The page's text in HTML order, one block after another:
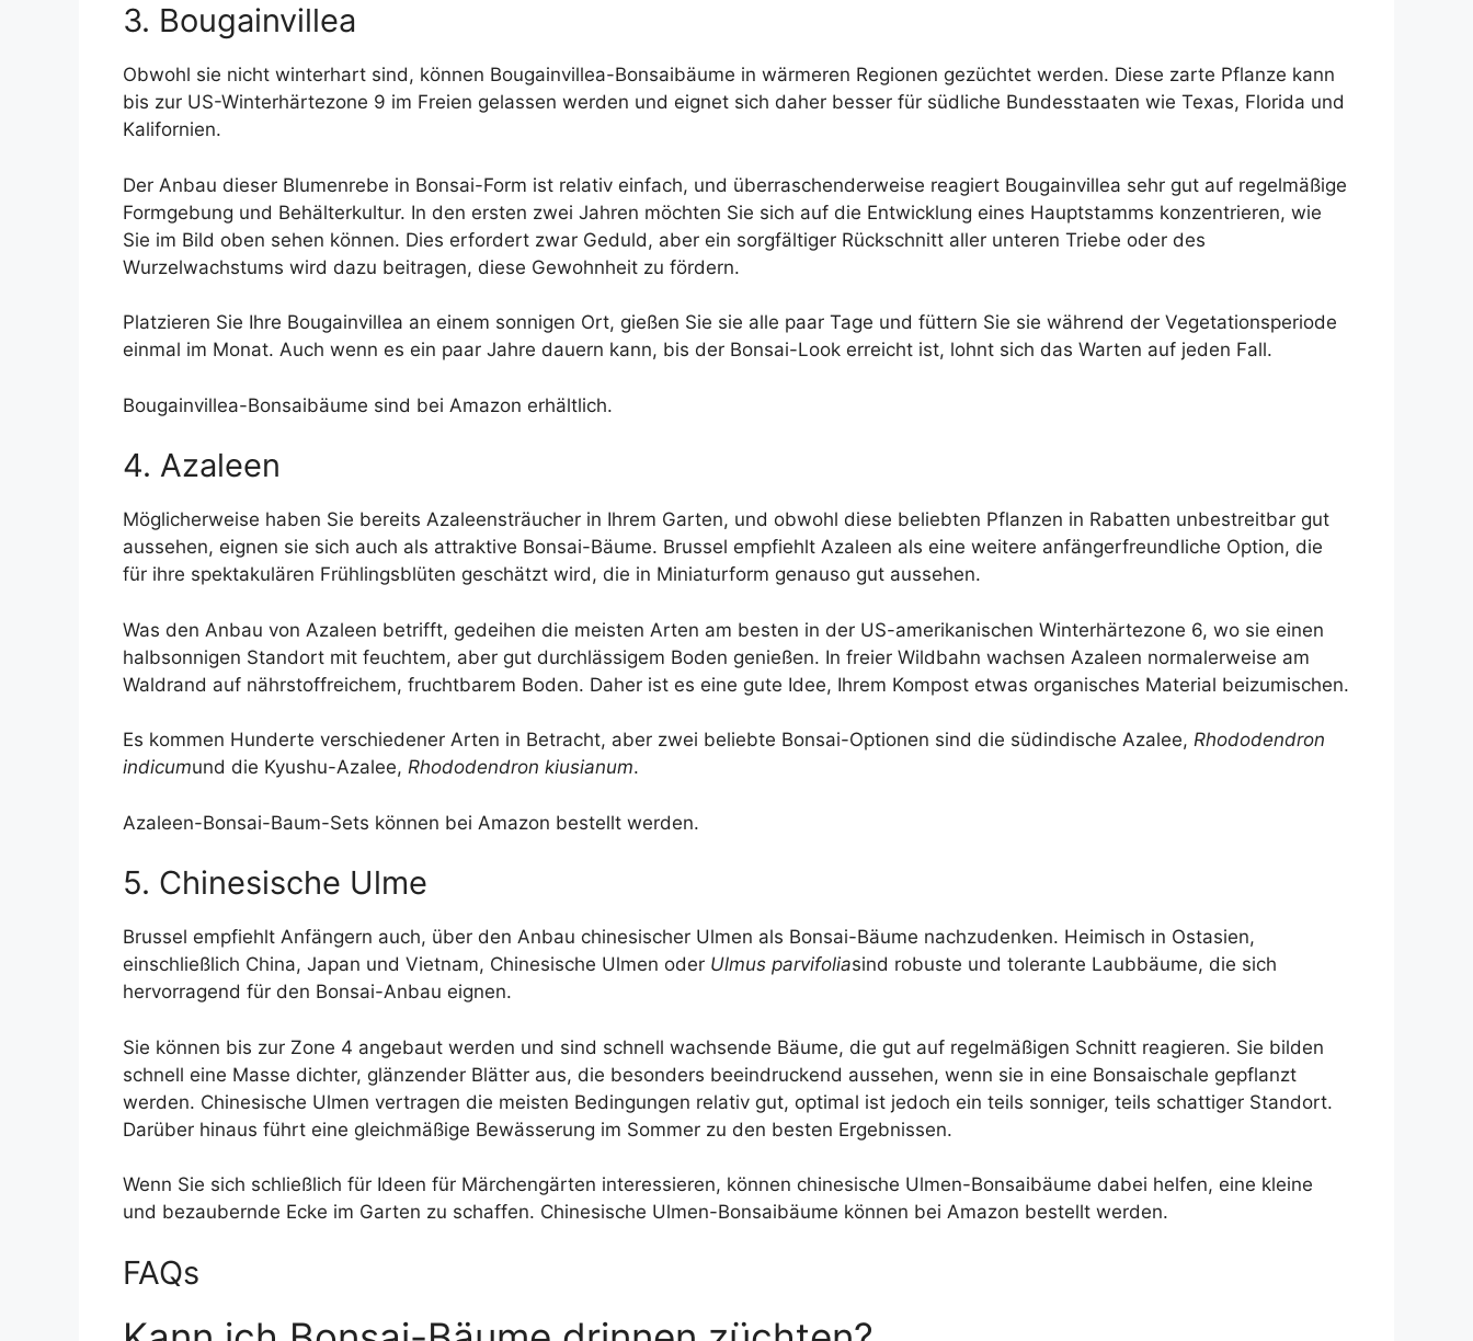
3. Bougainvillea
Obwohl sie nicht winterhart sind, können Bougainvillea-Bonsaibäume in wärmeren Regionen gezüchtet werden. Diese zarte Pflanze kann
bis zur US-Winterhärtezone 9 im Freien gelassen werden und eignet sich daher besser für südliche Bundesstaaten wie Texas, Florida und
Kalifornien.
Der Anbau dieser Blumenrebe in Bonsai-Form ist relativ einfach, und überraschenderweise reagiert Bougainvillea sehr gut auf regelmäßige
Formgebung und Behälterkultur. In den ersten zwei Jahren möchten Sie sich auf die Entwicklung eines Hauptstamms konzentrieren, wie
Sie im Bild oben sehen können. Dies erfordert zwar Geduld, aber ein sorgfältiger Rückschnitt aller unteren Triebe oder des
Wurzelwachstums wird dazu beitragen, diese Gewohnheit zu fördern.
Platzieren Sie Ihre Bougainvillea an einem sonnigen Ort, gießen Sie sie alle paar Tage und füttern Sie sie während der Vegetationsperiode
einmal im Monat. Auch wenn es ein paar Jahre dauern kann, bis der Bonsai-Look erreicht ist, lohnt sich das Warten auf jeden Fall.
Bougainvillea-Bonsaibäume sind bei Amazon erhältlich.
4. Azaleen
Möglicherweise haben Sie bereits Azaleensträucher in Ihrem Garten, und obwohl diese beliebten Pflanzen in Rabatten unbestreitbar gut
aussehen, eignen sie sich auch als attraktive Bonsai-Bäume. Brussel empfiehlt Azaleen als eine weitere anfängerfreundliche Option, die
für ihre spektakulären Frühlingsblüten geschätzt wird, die in Miniaturform genauso gut aussehen.
Was den Anbau von Azaleen betrifft, gedeihen die meisten Arten am besten in der US-amerikanischen Winterhärtezone 6, wo sie einen
halbsonnigen Standort mit feuchtem, aber gut durchlässigem Boden genießen. In freier Wildbahn wachsen Azaleen normalerweise am
Waldrand auf nährstoffreichem, fruchtbarem Boden. Daher ist es eine gute Idee, Ihrem Kompost etwas organisches Material beizumischen.
Es kommen Hunderte verschiedener Arten in Betracht, aber zwei beliebte Bonsai-Optionen sind die südindische Azalee, Rhododendron
indicumund die Kyushu-Azalee, Rhododendron kiusianum.
Azaleen-Bonsai-Baum-Sets können bei Amazon bestellt werden.
5. Chinesische Ulme
Brussel empfiehlt Anfängern auch, über den Anbau chinesischer Ulmen als Bonsai-Bäume nachzudenken. Heimisch in Ostasien,
einschließlich China, Japan und Vietnam, Chinesische Ulmen oder Ulmus parvifoliasind robuste und tolerante Laubbäume, die sich
hervorragend für den Bonsai-Anbau eignen.
Sie können bis zur Zone 4 angebaut werden und sind schnell wachsende Bäume, die gut auf regelmäßigen Schnitt reagieren. Sie bilden
schnell eine Masse dichter, glänzender Blätter aus, die besonders beeindruckend aussehen, wenn sie in eine Bonsaischale gepflanzt
werden. Chinesische Ulmen vertragen die meisten Bedingungen relativ gut, optimal ist jedoch ein teils sonniger, teils schattiger Standort.
Darüber hinaus führt eine gleichmäßige Bewässerung im Sommer zu den besten Ergebnissen.
Wenn Sie sich schließlich für Ideen für Märchengärten interessieren, können chinesische Ulmen-Bonsaibäume dabei helfen, eine kleine
und bezaubernde Ecke im Garten zu schaffen. Chinesische Ulmen-Bonsaibäume können bei Amazon bestellt werden.
FAQs